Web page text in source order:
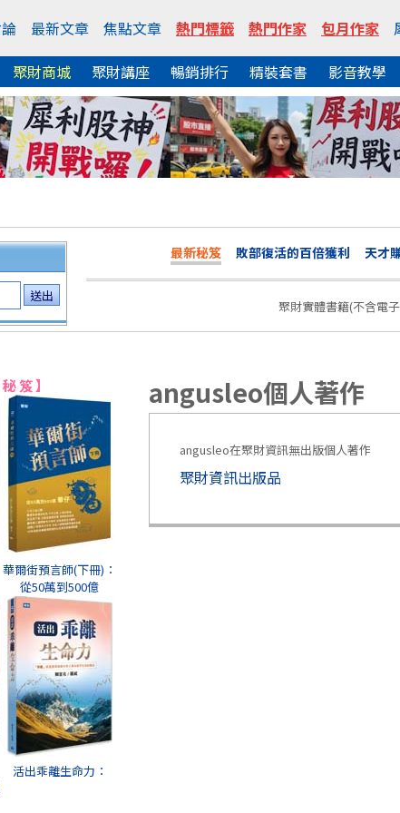
最新文章 焦點文章 熱門標籤 熱門作家 包月作家
聚財商城 聚財講座 暢銷排行 精裝套書 影音教學
最新秘笈 敗部復活的百倍獲利 天才
聚財實體書籍(不含電
笈】
華爾街預言師(下冊)：
從50萬到500億
活出乖離生命力：
angusleo個人著作
angusleo在聚財資訊無出版個人著作
聚財資訊出版品